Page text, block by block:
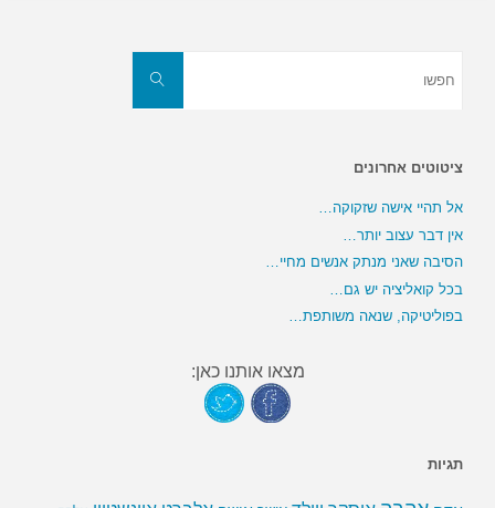
חפשו
ציטוטים אחרונים
אל תהיי אישה שזקוקה…
אין דבר עצוב יותר…
הסיבה שאני מנתק אנשים מחיי…
בכל קואליציה יש גם…
בפוליטיקה, שנאה משותפת…
מצאו אותנו כאן:
תגיות